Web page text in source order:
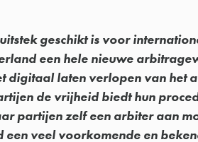
geschikt is voor
een hele nieuwe
digitaal laten verlopen van het
de vrijheid biedt hun
partijen zelf een arbiter aan
veel voorkomende en